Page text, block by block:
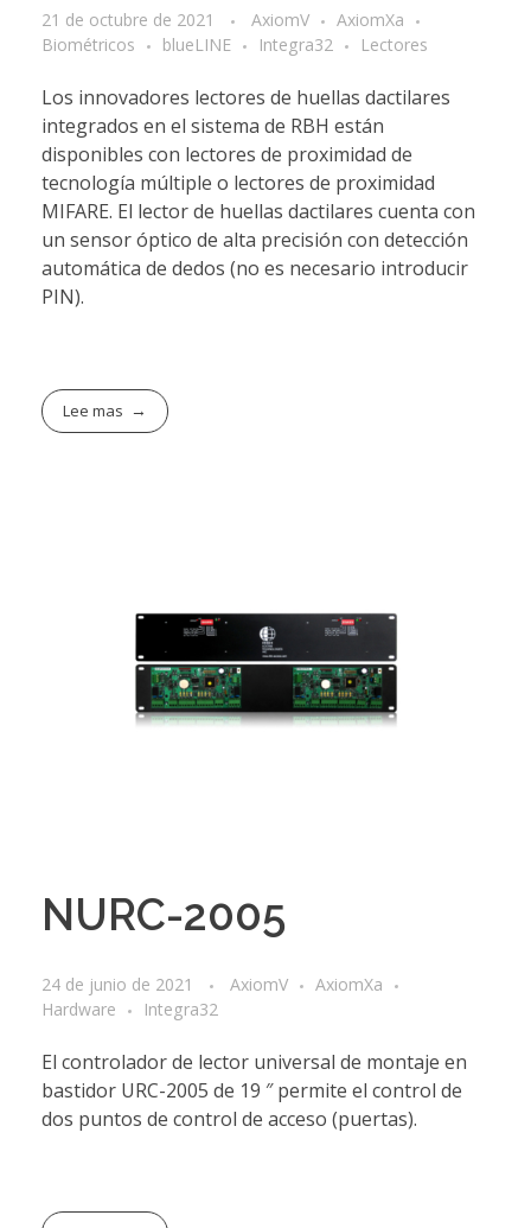
21 de octubre de 2021 AxiomV
AxiomXa
Biométricos
blueLINE Integra32 Lectores
Los innovadores lectores de huellas dactilares
integrados en el sistema de RBH están
disponibles con lectores de proximidad de
tecnología múltiple o lectores de proximidad
MIFARE. El lector de huellas dactilares cuenta con
un sensor óptico de alta precisión con detección
automática de dedos (no es necesario introducir
PIN).
Lee mas
NURC-2005
24 de junio de 2021 AxiomV
AxiomXa
Hardware
Integra32
El controlador de lector universal de montaje en
bastidor URC-2005 de 19 ″ permite el control de
dos puntos de control de acceso (puertas).